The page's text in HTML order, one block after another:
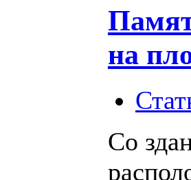
на
Со